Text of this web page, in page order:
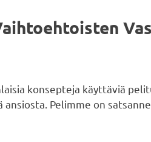
konsepteja käyttäviä
Pelimme on